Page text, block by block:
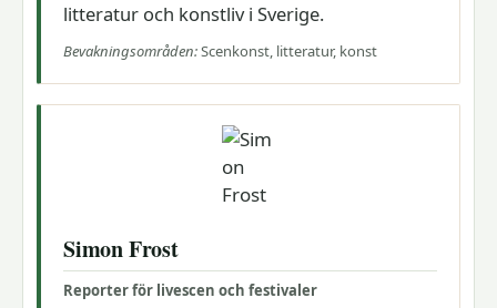
litteratur och konstliv i Sverige.
Bevakningsområden:Scenkonst, litteratur, konst
Simon Frost
Reporter för livescen och festivaler